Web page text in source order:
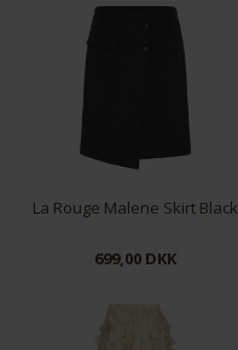
La Rouge Malene Skirt Black
699,00 DKK